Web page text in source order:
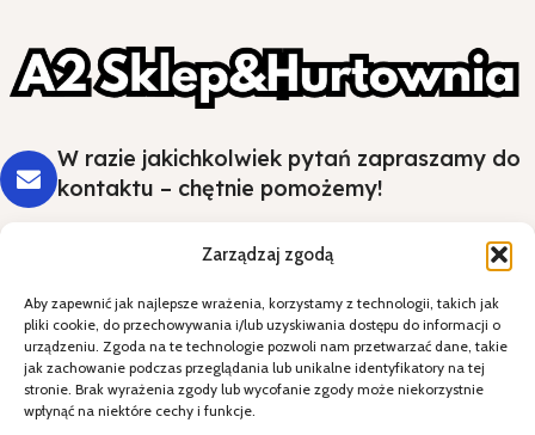
Zarządzaj zgodą
Aby zapewnić jak najlepsze wrażenia, korzystamy z technologii, takich jak
pliki cookie, do przechowywania i/lub uzyskiwania dostępu do informacji o
urządzeniu. Zgoda na te technologie pozwoli nam przetwarzać dane, takie
jak zachowanie podczas przeglądania lub unikalne identyfikatory na tej
stronie. Brak wyrażenia zgody lub wycofanie zgody może niekorzystnie
wpłynąć na niektóre cechy i funkcje.
W razie jakichkolwiek pytań zapraszamy do
kontaktu – chętnie pomożemy!
Styl i wygoda na Twoim stole - wybierz
jakość, która robi wrażenie.
Kategorie